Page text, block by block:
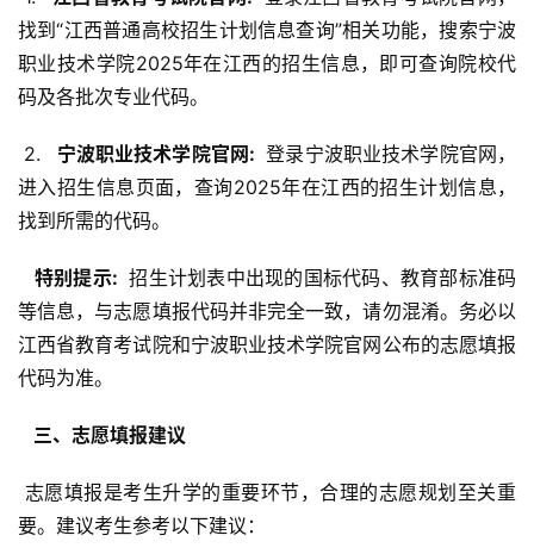
找到“江西普通高校招生计划信息查询”相关功能，搜索宁波
职业技术学院2025年在江西的招生信息，即可查询院校代
码及各批次专业代码。
2.
  宁波职业技术学院官网:
登录宁波职业技术学院官网，
进入招生信息页面，查询2025年在江西的招生计划信息，
找到所需的代码。
  特别提示:
招生计划表中出现的国标代码、教育部标准码
等信息，与志愿填报代码并非完全一致，请勿混淆。务必以
江西省教育考试院和宁波职业技术学院官网公布的志愿填报
代码为准。
  三、志愿填报建议
要。建议考生参考以下建议：